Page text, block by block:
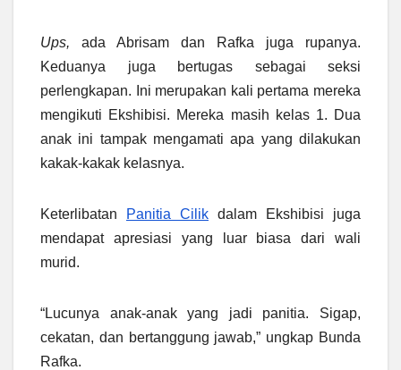
Ups, ada Abrisam dan Rafka juga rupanya.
Keduanya juga bertugas sebagai seksi
perlengkapan. Ini merupakan kali pertama mereka
mengikuti Ekshibisi. Mereka masih kelas 1. Dua
anak ini tampak mengamati apa yang dilakukan
kakak-kakak kelasnya.
Keterlibatan Panitia Cilik dalam Ekshibisi juga
mendapat apresiasi yang luar biasa dari wali
murid.
“Lucunya anak-anak yang jadi panitia. Sigap,
cekatan, dan bertanggung jawab,” ungkap Bunda
Rafka.